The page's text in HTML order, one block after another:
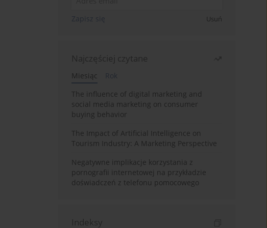
Zapisz się Usuń
Najczęściej czytane
Miesiąc
Rok
The influence of digital marketing and
social media marketing on consumer
buying behavior
The Impact of Artificial Intelligence on
Tourism Industry: A Marketing Perspective
Negatywne implikacje korzystania z
pornografii internetowej na przykładzie
doświadczeń z telefonu pomocowego
Indeksy